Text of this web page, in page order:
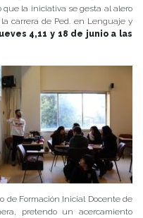
que la iniciativa se gesta al alero
carrera de Ped. en Lenguaje y
4,11 y 18 de junio a las
de Formación Inicial Docente de
pretendo un acercamiento